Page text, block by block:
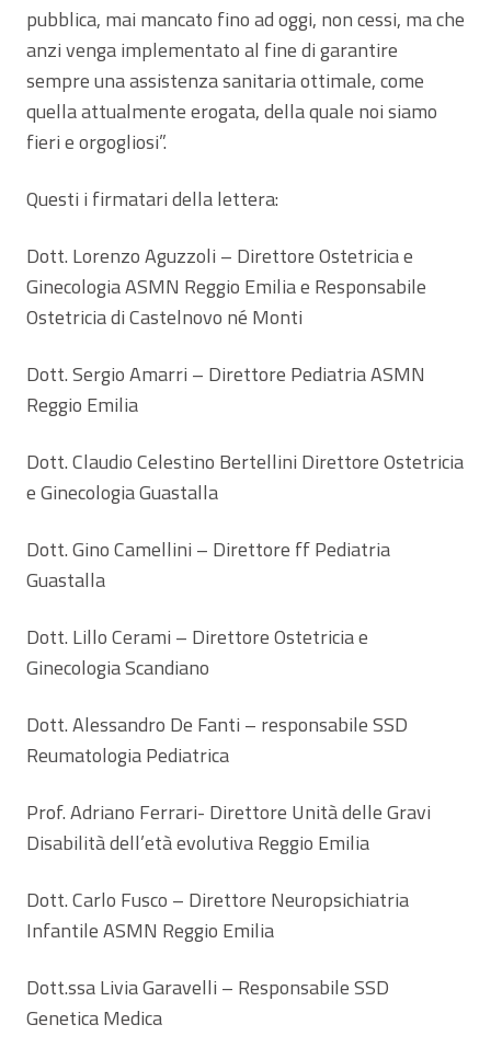
pubblica, mai mancato fino ad oggi, non cessi, ma che
anzi venga implementato al fine di garantire
sempre una assistenza sanitaria ottimale, come
quella attualmente erogata, della quale noi siamo
fieri e orgogliosi”.
Questi i firmatari della lettera:
Dott. Lorenzo Aguzzoli – Direttore Ostetricia e
Ginecologia ASMN Reggio Emilia e Responsabile
Ostetricia di Castelnovo né Monti
Dott. Sergio Amarri – Direttore Pediatria ASMN
Reggio Emilia
Dott. Claudio Celestino Bertellini Direttore Ostetricia
e Ginecologia Guastalla
Dott. Gino Camellini – Direttore ff Pediatria
Guastalla
Dott. Lillo Cerami – Direttore Ostetricia e
Ginecologia Scandiano
Dott. Alessandro De Fanti – responsabile SSD
Reumatologia Pediatrica
Prof. Adriano Ferrari- Direttore Unità delle Gravi
Disabilità dell’età evolutiva Reggio Emilia
Dott. Carlo Fusco – Direttore Neuropsichiatria
Infantile ASMN Reggio Emilia
Dott.ssa Livia Garavelli – Responsabile SSD
Genetica Medica